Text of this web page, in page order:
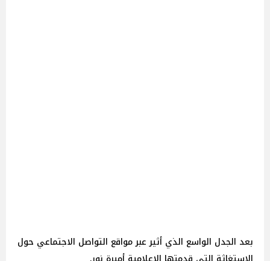
بعد الجدل الواسع الذي أثير عبر مواقع التواصل الاجتماعي حول